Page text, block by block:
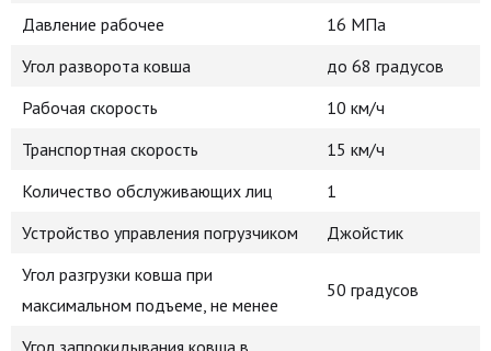
Давление рабочее
16 МПа
Угол разворота ковша
до 68 градусов
Рабочая скорость
10 км/ч
Транспортная скорость
15 км/ч
Количество обслуживающих лиц
1
Устройство управления погрузчиком
Джойстик
Угол разгрузки ковша при
максимальном подъеме, не менее
50 градусов
Угол запрокидывания ковша в